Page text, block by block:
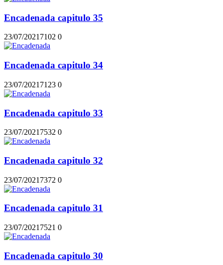
Encadenada capitulo 35
23/07/20217102 0
Encadenada capitulo 34
23/07/2021 7123 0
Encadenada capitulo 33
23/07/2021 7532 0
Encadenada capitulo 32
23/07/2021 7372 0
Encadenada capitulo 31
23/07/2021 7521 0
Encadenada capitulo 30